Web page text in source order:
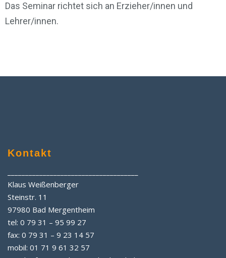
Das Seminar richtet sich an Erzieher/innen und
Lehrer/innen.
Kontakt
Klaus Weißenberger
Steinstr. 11
97980 Bad Mergentheim
tel: 0 79 31 – 95 99 27
fax: 0 79 31 – 9 23 14 57
mobil: 01 71 9 61 32 57